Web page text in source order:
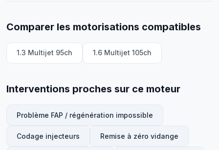
Comparer les motorisations compatibles
1.3 Multijet 95ch 1.6 Multijet 105ch
Interventions proches sur ce moteur
Problème FAP / régénération impossible
Codage injecteurs Remise à zéro vidange